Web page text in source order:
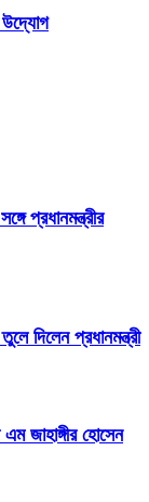
উদ্যোগ
প্রধানমন্ত্রীর
দিলেন প্রধানমন্ত্রী
জাহাঙ্গীর হোসেন